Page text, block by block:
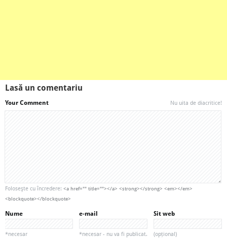
Lasă un comentariu
Your Comment Nu uita de diacritice!
Foloseşte cu încredere: <a href="" title=""></a> <strong></strong> <em></em>
<blockquote></blockquote>
Nume
*necesar
e-mail
*necesar - nu va fi publicat.
Sit web
(opțional)